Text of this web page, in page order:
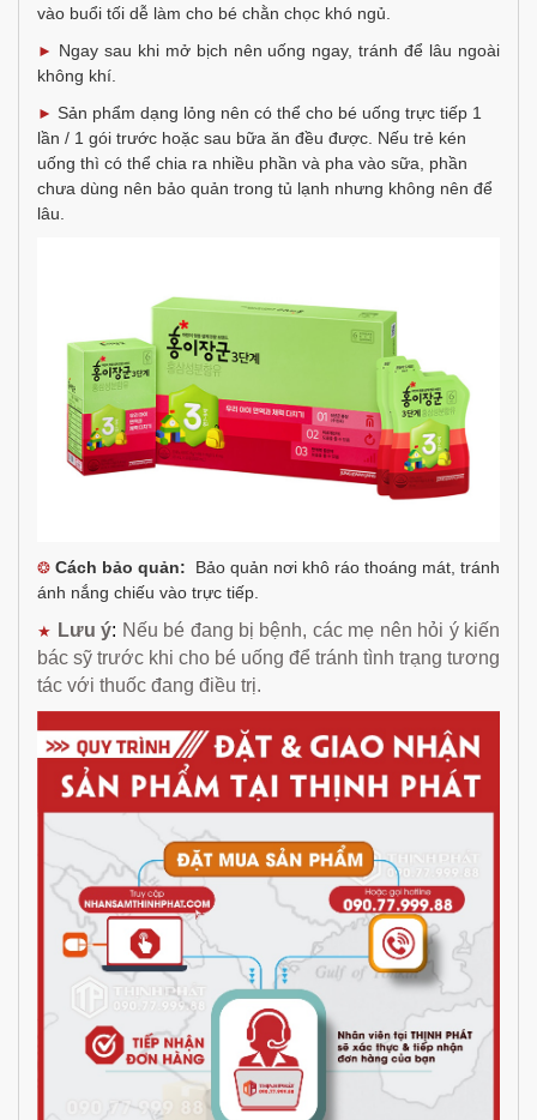
vào buổi tối dễ làm cho bé chằn chọc khó ngủ.
► Ngay sau khi mở bịch nên uống ngay, tránh để lâu ngoài
không khí.
► Sản phẩm dạng lỏng nên có thể cho bé uống trực tiếp 1
lần / 1 gói trước hoặc sau bữa ăn đều được. Nếu trẻ kén
uống thì có thể chia ra nhiều phần và pha vào sữa, phần
chưa dùng nên bảo quản trong tủ lạnh nhưng không nên để
lâu.
❂ Cách bảo quản:
Bảo quản nơi khô ráo thoáng mát, tránh
ánh nắng chiếu vào trực tiếp.
★ Lưu ý: Nếu bé đang bị bệnh, các mẹ nên hỏi ý kiến
bác sỹ trước khi cho bé uống để tránh tình trạng tương
tác với thuốc đang điều trị.